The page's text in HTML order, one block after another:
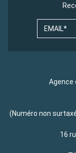
EMAIL*
Agence
(Numéro non
16